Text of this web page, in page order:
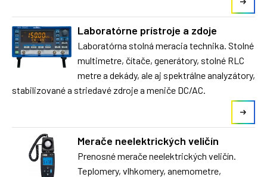
Laboratórne prístroje a zdoje
Laboratórna stolná meracia technika. Stolné
multimetre, čítače, generátory, stolné RLC
metre a dekády, ale aj spektrálne analyzátory,
stabilizované a striedavé zdroje a meniče DC/AC.
Merače neelektrických veličín
Prenosné merače neelektrických veličín.
Teplomery, vlhkomery, anemometre,